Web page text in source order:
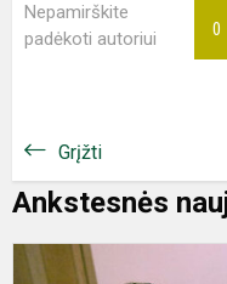
Nepamirškite
padėkoti autoriui
0
Grįžti
Ankstesnės